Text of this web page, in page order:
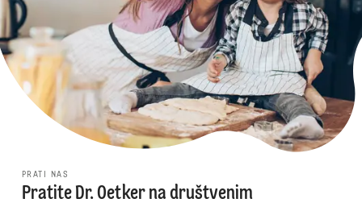
PRATI NAS
Pratite Dr. Oetker na društvenim